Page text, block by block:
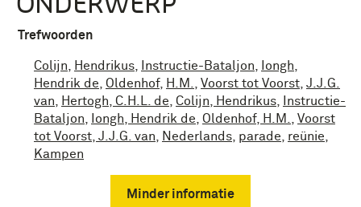
Trefwoorden
Colijn Hendrikus Instructie-Bataljon Iongh
Hendrik de Oldenhof, H.M. Voorst tot Voorst J.J.G.
van
Hertogh, C.H.L. de Colijn, Hendrikus
Instructie-
Bataljon
Iongh, Hendrik de Oldenhof, H.M.
Voorst
tot Voorst, J.J.G. van
Nederlands parade reünie
Kampen
Minder informatie